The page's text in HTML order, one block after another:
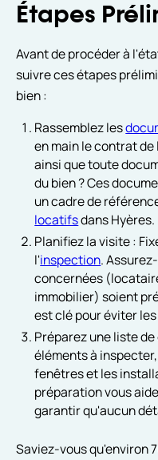
Étapes
Avant de procéder à
suivre ces étapes
bien :
Rassemblez les
en main le contrat
ainsi que toute
du bien ? Ces
un cadre de
locatifsdans Hyères.
Planifiez la visite :
l'inspection.
concernées
immobilier) soient
est clé pour éviter
Préparez une liste
éléments à
fenêtres et les
préparation vous
garantir qu'aucun
Saviez-vous qu'environ